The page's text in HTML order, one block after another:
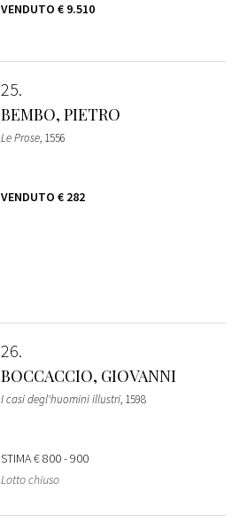
VENDUTO € 9.510
25
BEMBO, PIETRO
Le Prose, 1556
VENDUTO € 282
26
BOCCACCIO, GIOVANNI
I casi degl'huomini illustri, 1598
STIMA€ 800 - 900
Lotto chiuso